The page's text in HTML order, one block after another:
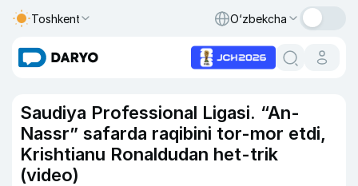
Toshkent O‘zbekcha
Saudiya Professional Ligasi. “An-
Nassr” safarda raqibini tor-mor etdi,
Krishtianu Ronaldudan het-trik
(video)